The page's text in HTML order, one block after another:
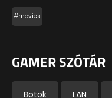
#movies
GAMER SZÓTÁR
Botok LAN